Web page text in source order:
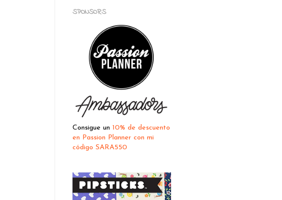
SPONSORS
Consigue un 10% de descuento
en Passion Planner con mi
código SARA550